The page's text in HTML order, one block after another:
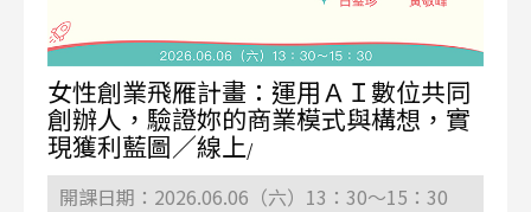
女性創業飛雁計畫：運用ＡＩ數位共同
創辦人，驗證妳的商業模式與構想，實
現獲利藍圖／線上/
開課日期：2026.06.06（六）13：30～15：30